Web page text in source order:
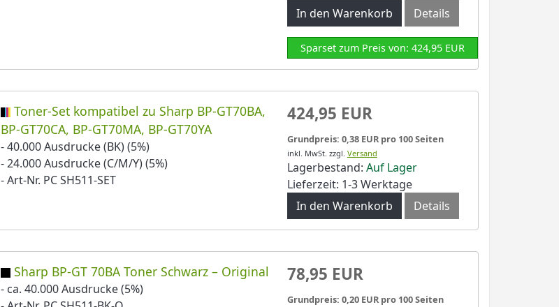
In den Warenkorb
Details
Sparset zum Preis von: 424,95 EUR
Toner-Set kompatibel zu Sharp BP-GT70BA,
BP-GT70CA, BP-GT70MA, BP-GT70YA
- 40.000 Ausdrucke (BK) (5%)
- 24.000 Ausdrucke (C/M/Y) (5%)
- Art-Nr. PC SH511-SET
424,95 EUR
Grundpreis: 0,38 EUR pro 100 Seiten
inkl. MwSt. zzgl. Versand
Lagerbestand: Auf Lager
Lieferzeit: 1-3 Werktage
In den Warenkorb
Details
Sharp BP-GT 70BA Toner Schwarz – Original
- ca. 40.000 Ausdrucke (5%)
78,95 EUR
Grundpreis: 0,20 EUR pro 100 Seiten